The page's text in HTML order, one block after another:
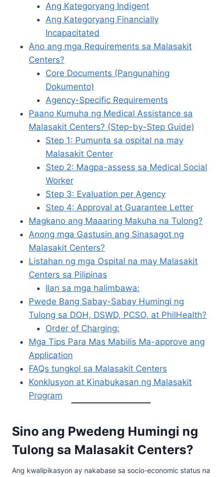
Ang Kategoryang Indigent
Ang Kategoryang Financially
Incapacitated
Ano ang mga Requirements sa Malasakit
Centers?
Core Documents (Pangunahing
Dokumento)
Agency-Specific Requirements
Paano Kumuha ng Medical Assistance sa
Malasakit Centers? (Step-by-Step Guide)
Step 1: Pumunta sa ospital na may
Malasakit Center
Step 2: Magpa-assess sa Medical Social
Worker
Step 3: Evaluation per Agency
Step 4: Approval at Guarantee Letter
Magkano ang Maaaring Makuha na Tulong?
Anong mga Gastusin ang Sinasagot ng
Malasakit Centers?
Listahan ng mga Ospital na may Malasakit
Centers sa Pilipinas
Ilan sa mga halimbawa:
Pwede Bang Sabay-Sabay Humingi ng
Tulong sa DOH, DSWD, PCSO, at PhilHealth?
Order of Charging:
Mga Tips Para Mas Mabilis Ma-approve ang
Application
FAQs tungkol sa Malasakit Centers
Konklusyon at Kinabukasan ng Malasakit
Program
Sino ang Pwedeng Humingi ng
Tulong sa Malasakit Centers?
Ang kwalipikasyon ay nakabase sa socio-economic status na